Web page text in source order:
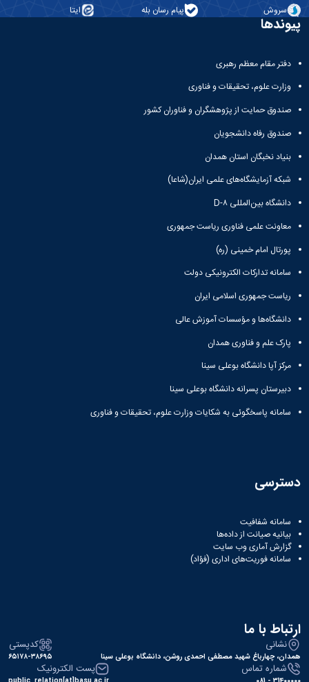
سروش پیام رسان بله ایتا
پیوندها
دفتر مقام معظم رهبری
وزارت علوم، تحقیقات و فناوری
صندوق حمایت از پژوهشگران و فناوران کشور
صندوق رفاه دانشجویان
بنیاد نخبگان استان همدان
شبکه آزمایشگاه‌های علمی ایران(شاعا)
دانشگاه بین‌المللی D-۸
معاونت علمی فناوری ریاست جمهوری
پورتال امام خمینی (ره)
سامانه تدارکات الکترونیکی دولت
ریاست جمهوری اسلامی ایران
دانشگاه‌ها و مؤسسات آموزش عالی
پارک علم و فناوری همدان
مرکز آپا دانشگاه بوعلی سینا
دبیرستان پسرانه دانشگاه بوعلی سینا
سامانه پاسخگوئی به شکایات وزارت علوم، تحقیقات و فناوری
دسترسی
سامانه شفافیت
بیانیه صیانت از داده‌ها
گزارش آماری وب‌ سایت
سامانه فوریت‌های اداری (فؤاد)
ارتباط با ما
نشانی
همدان، چهارباغ شهید مصطفی احمدی روشن، دانشگاه بوعلی سینا
کدپستی
۶۵۱۷۸-۳۸۶۹۵
شماره تماس پست الکترونیک